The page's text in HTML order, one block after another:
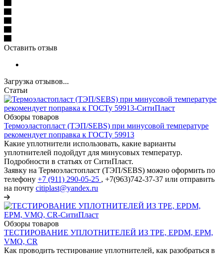
Оставить отзыв
Загрузка отзывов...
Статьи
Обзоры товаров
Термоэластопласт (ТЭП/SEBS) при минусовой температуре
рекомендует поправка к ГОСТу 59913
Какие уплотнители использовать, какие варианты
уплотнителей подойдут для минусовых температур.
Подробности в статьях от СитиПласт.
Заявку на Термоэластопласт (ТЭП/SEBS) можно оформить по
телефону +7 (911) 290-05-25 , +7(963)742-37-37 или отправить
на почту citiplast@yandex.ru
Обзоры товаров
ТЕСТИРОВАНИЕ УПЛОТНИТЕЛЕЙ ИЗ TPE, EPDM, EPM,
VMQ, CR
Как проводить тестирование уплотнителей, как разобраться в